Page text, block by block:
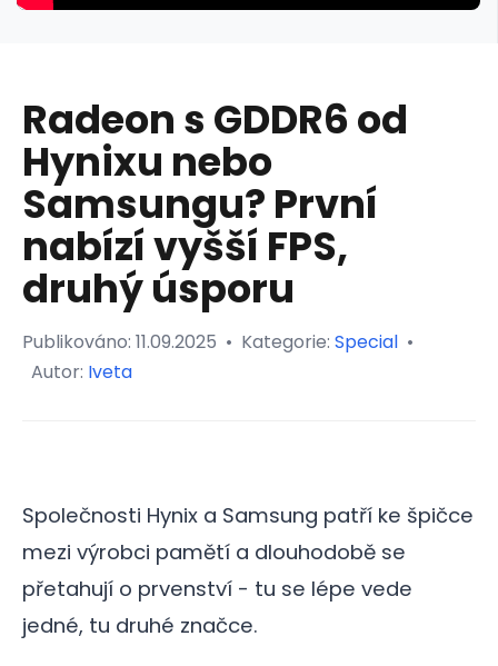
Radeon s GDDR6 od
Hynixu nebo
Samsungu? První
nabízí vyšší FPS,
druhý úsporu
Publikováno: 11.09.2025 • Kategorie: Special •
Autor: Iveta
Společnosti Hynix a Samsung patří ke špičce
mezi výrobci pamětí a dlouhodobě se
přetahují o prvenství - tu se lépe vede
jedné, tu druhé značce.